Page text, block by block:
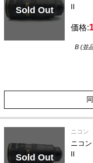
Sold Out
II
価格:
B (並
Sold Out
ニコン
ニコン
II